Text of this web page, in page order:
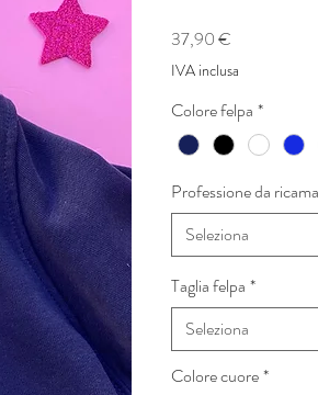
37,90 €
IVA inclusa
Colore felpa *
Professione da
Seleziona
Taglia felpa *
Seleziona
Colore cuore*